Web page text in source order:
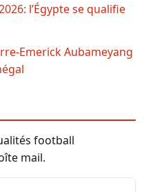
l’Égypte se qualifie
Emerick Aubameyang
football
mail.